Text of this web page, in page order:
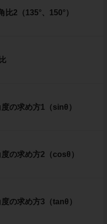
比2（135°、150°）
の求め方1（sinθ）
の求め方2（cosθ）
の求め方3（tanθ）